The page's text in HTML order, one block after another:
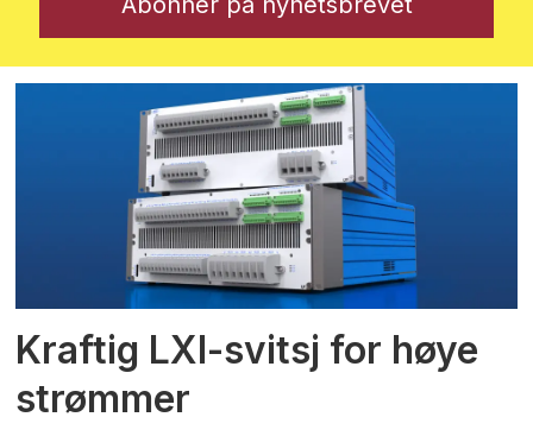
Kraftig LXI-svitsj for høye
strømmer